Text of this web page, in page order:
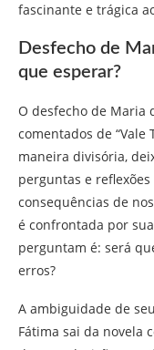
fascinante e trágica
Desfecho de
que esperar?
O desfecho de Maria
comentados de “Vale
maneira divisória,
perguntas e
consequências de
é confrontada por
perguntam é: será
erros?
A ambiguidade de
Fátima sai da novela